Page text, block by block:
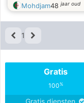
Mohdjam48jaar oud
1
Gratis
100%
Gratis diensten